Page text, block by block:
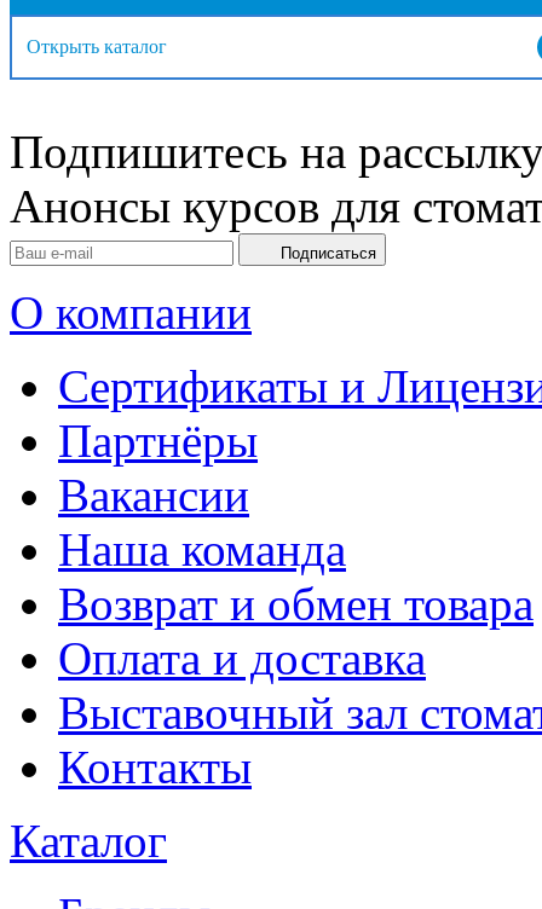
Открыть каталог
Подпишитесь на
Анонсы курсов для
Подписаться
О компании
Сертификаты и
Партнёры
Вакансии
Наша команда
Возврат и обмен товара
Оплата и доставка
Выставочный зал
Контакты
Каталог